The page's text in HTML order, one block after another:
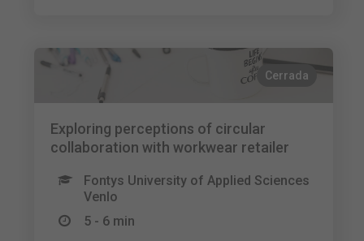
Cerrada
Exploring perceptions of circular
collaboration with workwear retailer
Fontys University of Applied Sciences
Venlo
5 - 6 min